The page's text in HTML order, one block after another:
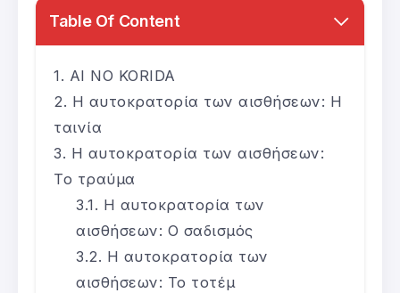
Table Of Content
AI NO KORIDA
Η αυτοκρατορία των αισθήσεων: Η
ταινία
Η αυτοκρατορία των αισθήσεων:
Το τραύμα
Η αυτοκρατορία των
αισθήσεων: Ο σαδισμός
Η αυτοκρατορία των
αισθήσεων: Το τοτέμ